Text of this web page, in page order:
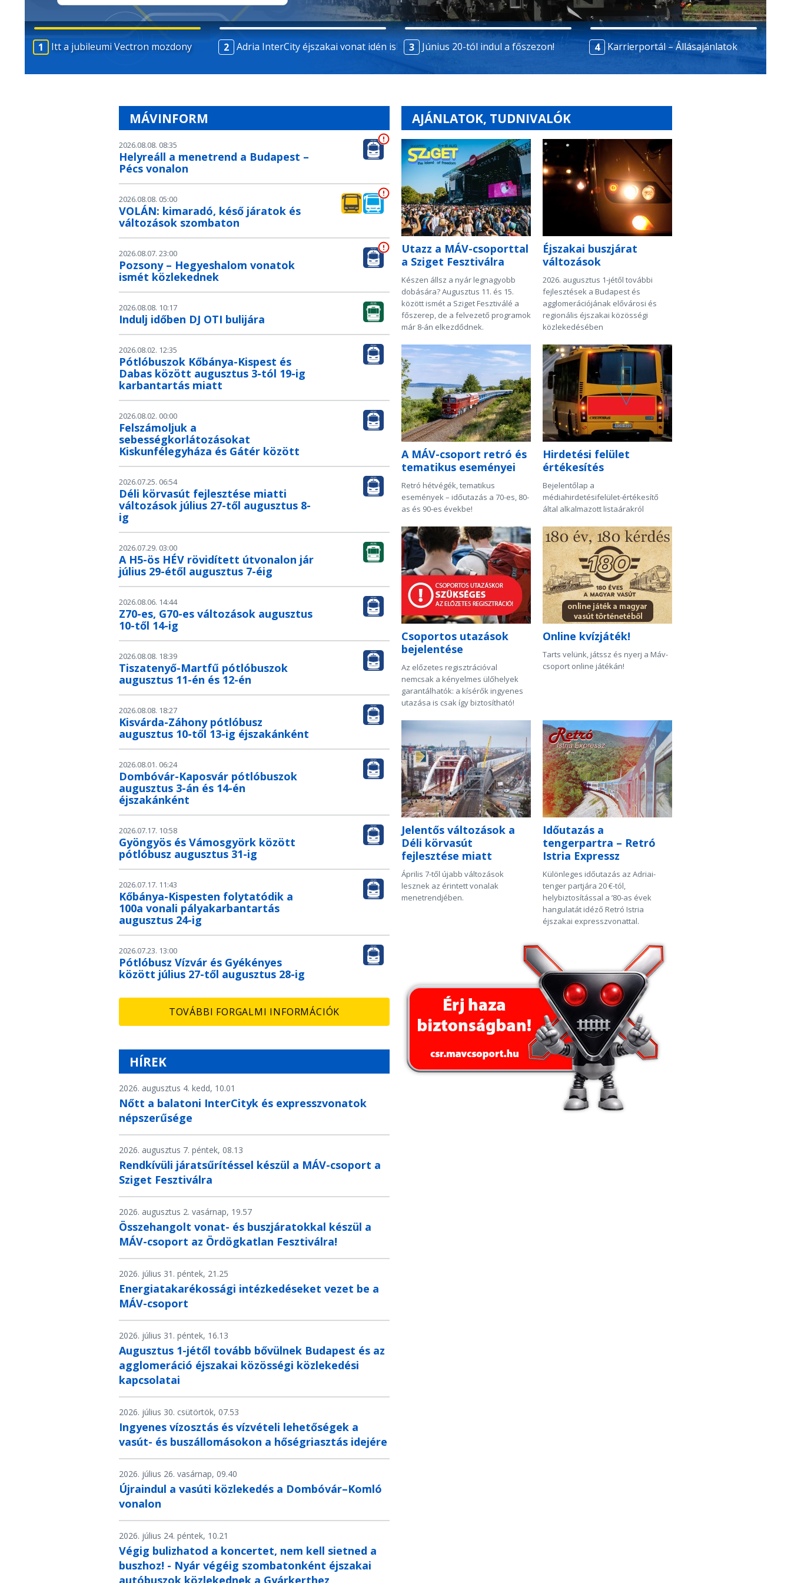
Itt a jubileumi Vectron mozdony Adria InterCity éjszakai vonat idén is! Június 20-tól indul a főszezon! Karrierportál – Állásajánlatok
MÁVINFORM
2026.08.08. 08:35
Helyreáll a menetrend a Budapest –
Pécs vonalon
2026.08.08. 05:00
VOLÁN: kimaradó, késő járatok és
változások szombaton
2026.08.07. 23:00
Pozsony – Hegyeshalom vonatok
ismét közlekednek
2026.08.08. 10:17
Indulj időben DJ OTI bulijára
2026.08.02. 12:35
Pótlóbuszok Kőbánya-Kispest és
Dabas között augusztus 3-tól 19-ig
karbantartás miatt
2026.08.02. 00:00
Felszámoljuk a
sebességkorlátozásokat
Kiskunfélegyháza és Gátér között
2026.07.25. 06:54
Déli körvasút fejlesztése miatti
változások július 27-től augusztus 8-
ig
2026.07.29. 03:00
A H5-ös HÉV rövidített útvonalon jár
július 29-étől augusztus 7-éig
2026.08.06. 14:44
Z70-es, G70-es változások augusztus
10-től 14-ig
2026.08.08. 18:39
Tiszatenyő-Martfű pótlóbuszok
augusztus 11-én és 12-én
2026.08.08. 18:27
Kisvárda-Záhony pótlóbusz
augusztus 10-től 13-ig éjszakánként
2026.08.01. 06:24
Dombóvár-Kaposvár pótlóbuszok
augusztus 3-án és 14-én
éjszakánként
2026.07.17. 10:58
Gyöngyös és Vámosgyörk között
pótlóbusz augusztus 31-ig
2026.07.17. 11:43
Kőbánya-Kispesten folytatódik a
100a vonali pályakarbantartás
augusztus 24-ig
2026.07.23. 13:00
Pótlóbusz Vízvár és Gyékényes
között július 27-től augusztus 28-ig
TOVÁBBI FORGALMI INFORMÁCIÓK
HÍREK
2026. augusztus 4. kedd, 10.01
Nőtt a balatoni InterCityk és expresszvonatok
népszerűsége
2026. augusztus 7. péntek, 08.13
Rendkívüli járatsűrítéssel készül a MÁV-csoport a
Sziget Fesztiválra
2026. augusztus 2. vasárnap, 19.57
Összehangolt vonat- és buszjáratokkal készül a
MÁV-csoport az Ördögkatlan Fesztiválra!
2026. július 31. péntek, 21.25
Energiatakarékossági intézkedéseket vezet be a
MÁV-csoport
2026. július 31. péntek, 16.13
Augusztus 1-jétől tovább bővülnek Budapest és az
agglomeráció éjszakai közösségi közlekedési
kapcsolatai
2026. július 30. csütörtök, 07.53
Ingyenes vízosztás és vízvételi lehetőségek a
vasút- és buszállomásokon a hőségriasztás idejére
2026. július 26. vasárnap, 09.40
Újraindul a vasúti közlekedés a Dombóvár–Komló
vonalon
2026. július 24. péntek, 10.21
Végig bulizhatod a koncertet, nem kell sietned a
buszhoz! - Nyár végéig szombatonként éjszakai
autóbuszok közlekednek a Gyárkerthez
AJÁNLATOK, TUDNIVALÓK
Utazz a MÁV-csoporttal
a Sziget Fesztiválra
Készen állsz a nyár legnagyobb
dobására? Augusztus 11. és 15.
között ismét a Sziget Fesztiválé a
főszerep, de a felvezető programok
már 8-án elkezdődnek.
Éjszakai buszjárat
változások
2026. augusztus 1-jétől további
fejlesztések a Budapest és
agglomerációjának elővárosi és
regionális éjszakai közösségi
közlekedésében
A MÁV-csoport retró és
tematikus eseményei
Retró hétvégék, tematikus
események – időutazás a 70-es, 80-
as és 90-es évekbe!
Hirdetési felület
értékesítés
Bejelentőlap a
médiahirdetésifelület-értékesítő
által alkalmazott listaárakról
Csoportos utazások
bejelentése
Az előzetes regisztrációval
nemcsak a kényelmes ülőhelyek
garantálhatók: a kísérők ingyenes
utazása is csak így biztosítható!
Online kvízjáték!
Tarts velünk, játssz és nyerj a Máv-
csoport online játékán!
Jelentős változások a
Déli körvasút
fejlesztése miatt
Április 7-től újabb változások
lesznek az érintett vonalak
menetrendjében.
Időutazás a
tengerpartra – Retró
Istria Expressz
Különleges időutazás az Adriai-
tenger partjára 20 €-tól,
helybiztosítással a ’80-as évek
hangulatát idéző Retró Istria
éjszakai expresszvonattal.